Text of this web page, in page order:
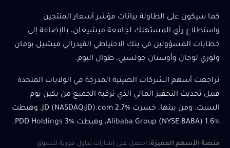
كما سيكون على الطاولة بيانات مؤشر أسعار المنتجين
واستطلاع رأي المستهلك لجامعة ميشيغان، بالإضافة إلى
خطابات المسؤولين في بنك الاحتياطي الفيدرالي ميشيل بومان
ولوري لوجان وأوستان جولسبي، طوال اليوم.
تراجعت أسهم الشركات الصينية المدرجة في الولايات المتحدة
قبيل تحديث التحفيز المالي الذي ترقبه الجميع من بكين يوم
السبت. ومن بينها، خسرت JD (NASDAQ:JD).com 2.7%، وهبطت
Alibaba Group (NYSE:BABA) 1.6%، وهبطت PDD Holdings 3%.
منصة الأسهم المميزة: احصل على إشارات تداول فورية للسوق